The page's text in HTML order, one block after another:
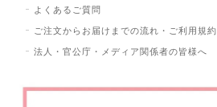
よくあるご質問
ご注文からお届けまでの流れ・ご利用規約
法人・官公庁・メディア関係者の皆様へ